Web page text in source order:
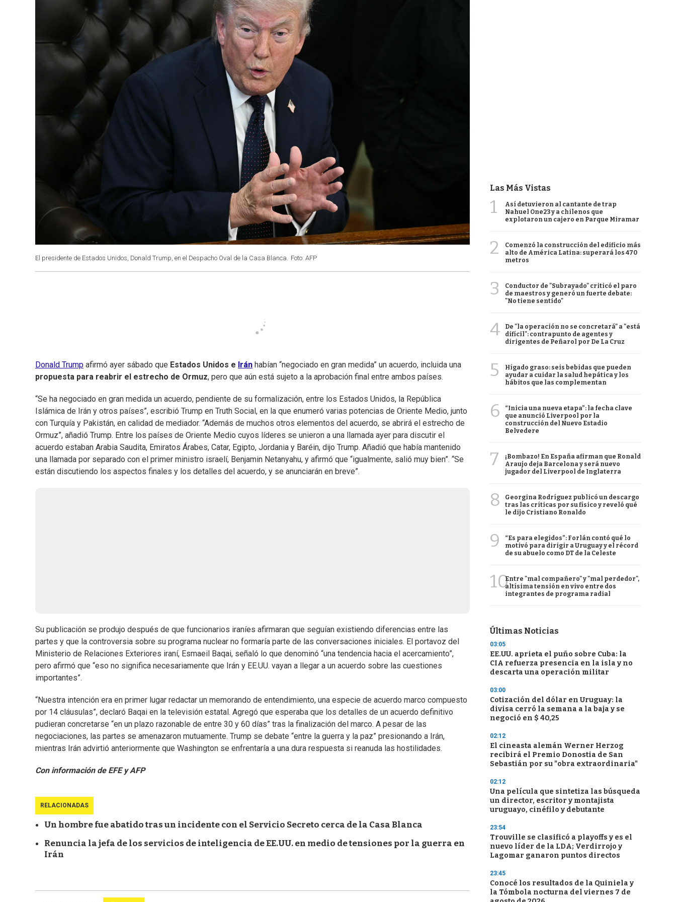
El presidente de Estados Unidos, Donald Trump, en el Despacho Oval de la Casa Blanca. Foto: AFP
Donald Trump afirmó ayer sábado que Estados Unidos e Irán habían “negociado en gran medida” un acuerdo, incluida una
propuesta para reabrir el estrecho de Ormuz, pero que aún está sujeto a la aprobación final entre ambos países.
“Se ha negociado en gran medida un acuerdo, pendiente de su formalización, entre los Estados Unidos, la República
Islámica de Irán y otros países”, escribió Trump en Truth Social, en la que enumeró varias potencias de Oriente Medio, junto
con Turquía y Pakistán, en calidad de mediador. “Además de muchos otros elementos del acuerdo, se abrirá el estrecho de
Ormuz”, añadió Trump. Entre los países de Oriente Medio cuyos líderes se unieron a una llamada ayer para discutir el
acuerdo estaban Arabia Saudita, Emiratos Árabes, Catar, Egipto, Jordania y Baréin, dijo Trump. Añadió que había mantenido
una llamada por separado con el primer ministro israelí, Benjamin Netanyahu, y afirmó que “igualmente, salió muy bien”. “Se
están discutiendo los aspectos finales y los detalles del acuerdo, y se anunciarán en breve”.
Su publicación se produjo después de que funcionarios iraníes afirmaran que seguían existiendo diferencias entre las
partes y que la controversia sobre su programa nuclear no formaría parte de las conversaciones iniciales. El portavoz del
Ministerio de Relaciones Exteriores iraní, Esmaeil Baqai, señaló lo que denominó “una tendencia hacia el acercamiento”,
pero afirmó que “eso no significa necesariamente que Irán y EE.UU. vayan a llegar a un acuerdo sobre las cuestiones
importantes”.
“Nuestra intención era en primer lugar redactar un memorando de entendimiento, una especie de acuerdo marco compuesto
por 14 cláusulas”, declaró Baqai en la televisión estatal. Agregó que esperaba que los detalles de un acuerdo definitivo
pudieran concretarse “en un plazo razonable de entre 30 y 60 días” tras la finalización del marco. A pesar de las
negociaciones, las partes se amenazaron mutuamente. Trump se debate “entre la guerra y la paz” presionando a Irán,
mientras Irán advirtió anteriormente que Washington se enfrentaría a una dura respuesta si reanuda las hostilidades.
Con información de EFE y AFP
RELACIONADAS
Un hombre fue abatido tras un incidente con el Servicio Secreto cerca de la Casa Blanca
Renuncia la jefa de los servicios de inteligencia de EE.UU. en medio de tensiones por la guerra en
Irán
Las Más Vistas
1
Así detuvieron al cantante de trap
Nahuel One23 y a chilenos que
explotaron un cajero en Parque Miramar
2
Comenzó la construcción del edificio más
alto de América Latina: superará los 470
metros
3
Conductor de "Subrayado" criticó el paro
de maestros y generó un fuerte debate:
"No tiene sentido"
4
De "la operación no se concretará" a "está
difícil": contrapunto de agentes y
dirigentes de Peñarol por De La Cruz
5
Hígado graso: seis bebidas que pueden
ayudar a cuidar la salud hepática y los
hábitos que las complementan
6
“Inicia una nueva etapa”: la fecha clave
que anunció Liverpool por la
construcción del Nuevo Estadio
Belvedere
7
¡Bombazo! En España afirman que Ronald
Araujo deja Barcelona y será nuevo
jugador del Liverpool de Inglaterra
8
Georgina Rodríguez publicó un descargo
tras las críticas por su físico y reveló qué
le dijo Cristiano Ronaldo
9
“Es para elegidos”: Forlán contó qué lo
motivó para dirigir a Uruguay y el récord
de su abuelo como DT de la Celeste
10Entre "mal compañero" y "mal perdedor",
altísima tensión en vivo entre dos
integrantes de programa radial
Últimas Noticias
03:05
EE.UU. aprieta el puño sobre Cuba: la
CIA refuerza presencia en la isla y no
descarta una operación militar
03:00
Cotización del dólar en Uruguay: la
divisa cerró la semana a la baja y se
negoció en $ 40,25
02:12
El cineasta alemán Werner Herzog
recibirá el Premio Donostia de San
Sebastián por su "obra extraordinaria"
02:12
Una película que sintetiza las búsqueda
un director, escritor y montajista
uruguayo, cinéfilo y debutante
23:54
Trouville se clasificó a playoffs y es el
nuevo líder de la LDA; Verdirrojo y
Lagomar ganaron puntos directos
23:45
Conocé los resultados de la Quiniela y
la Tómbola nocturna del viernes 7 de